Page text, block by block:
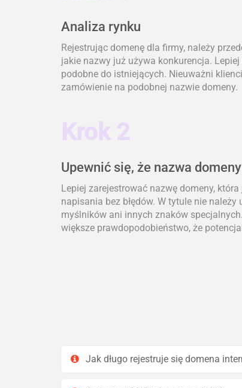
Analiza rynku
Rejestrując domenę dla firmy, należy
jakie nazwy już używa konkurencja.
podobne do istniejących. Nieuważni
zamówienie na podobnej nazwie domeny.
Krok 2
Upewnić się, że nazwa
Lepiej zarejestrować nazwę domeny,
napisania bez błędów. W tytule nie należy
myślników ani innych znaków
większe prawdopodobieństwo, że
Jak długo rejestruje się domena